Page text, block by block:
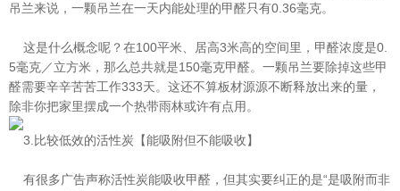
吊兰来说，一颗吊兰在一天内能处理的甲醛只有0.36毫克。
这是什么概念呢？在100平米、居高3米高的空间里，甲醛浓度是0.
5毫克／立方米，那么总共就是150毫克甲醛。一颗吊兰要除掉这些甲
醛需要辛辛苦苦工作333天。这还不算板材源源不断释放出来的量，
除非你把家里摆成一个热带雨林或许有点用。
3.比较低效的活性炭【能吸附但不能吸收】
有很多广告声称活性炭能吸收甲醛，但其实要纠正的是“是吸附而非